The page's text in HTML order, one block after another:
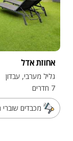
אחוזת אדל
גליל מערבי, עבדון
7 חדרים
מכבדים שוברי